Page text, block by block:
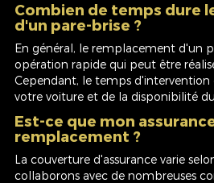
Combien de temps dure
d'un pare-brise ?
En général, le remplacement d'un
opération rapide qui peut être
Cependant, le temps
votre voiture et de la disponibilité
Est-ce que mon
remplacement ?
La couverture d'assurance varie
collaborons avec de nombreuses